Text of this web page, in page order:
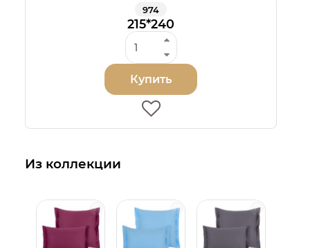
974
215*240
Купить
Из коллекции